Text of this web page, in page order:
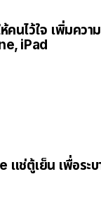
นไว้ใจ เพิ่มควา
iPad
แช่ตู้เย็น เพื่อระ